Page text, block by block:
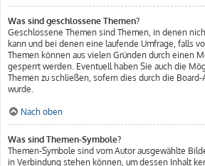
Was sind geschlossene Themen?
Geschlossene Themen sind Themen, in denen
kann und bei denen eine laufende Umfrage, falls
Themen können aus vielen Gründen durch einen
gesperrt werden. Eventuell haben Sie auch die
Themen zu schließen, sofern dies durch die
wurde.
Nach oben
Was sind Themen-Symbole?
Themen-Symbole sind vom Autor ausgewählte
in Verbindung stehen können, um dessen Inhalt